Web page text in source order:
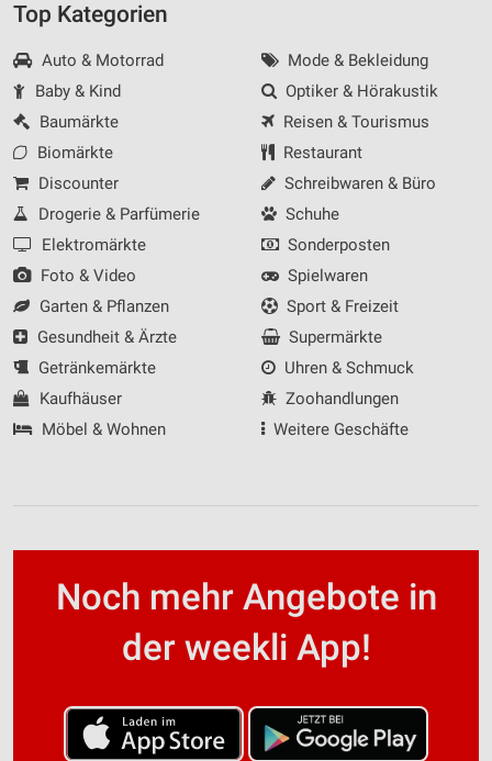
Top Kategorien
Auto & Motorrad
Baby & Kind
Baumärkte
Biomärkte
Discounter
Drogerie & Parfümerie
Elektromärkte
Foto & Video
Garten & Pflanzen
Gesundheit & Ärzte
Getränkemärkte
Kaufhäuser
Möbel & Wohnen
Mode & Bekleidung
Optiker & Hörakustik
Reisen & Tourismus
Restaurant
Schreibwaren & Büro
Schuhe
Sonderposten
Spielwaren
Sport & Freizeit
Supermärkte
Uhren & Schmuck
Zoohandlungen
Weitere Geschäfte
Noch mehr Angebote in
der weekli App!